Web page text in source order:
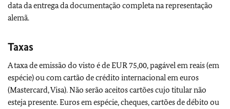
data da entrega da documentação completa na representação
alemã.
Taxas
A taxa de emissão do visto é de EUR 75,00, pagável em reais (em
espécie) ou com cartão de crédito internacional em euros
(Mastercard, Visa). Não serão aceitos cartões cujo titular não
esteja presente. Euros em espécie, cheques, cartões de débito ou